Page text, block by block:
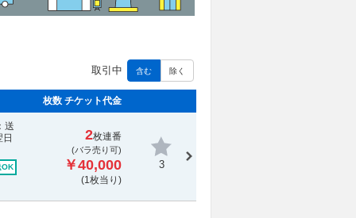
取引中 含む 除く
枚数 チケット代金
送
OK
2枚連番
(バラ売り可)
￥40,000
(1枚当り)
3